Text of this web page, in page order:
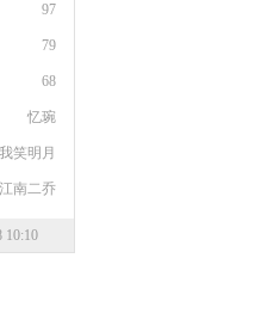
97
79
68
忆琬
我笑明月
江南二乔
10:10